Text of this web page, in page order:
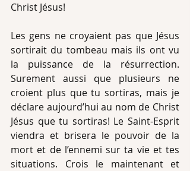
Christ Jésus!
Les gens ne croyaient pas que Jésus
sortirait du tombeau mais ils ont vu
la puissance de la résurrection.
Surement aussi que plusieurs ne
croient plus que tu sortiras, mais je
déclare aujourd’hui au nom de Christ
Jésus que tu sortiras! Le Saint-Esprit
viendra et brisera le pouvoir de la
mort et de l’ennemi sur ta vie et tes
situations. Crois le maintenant et